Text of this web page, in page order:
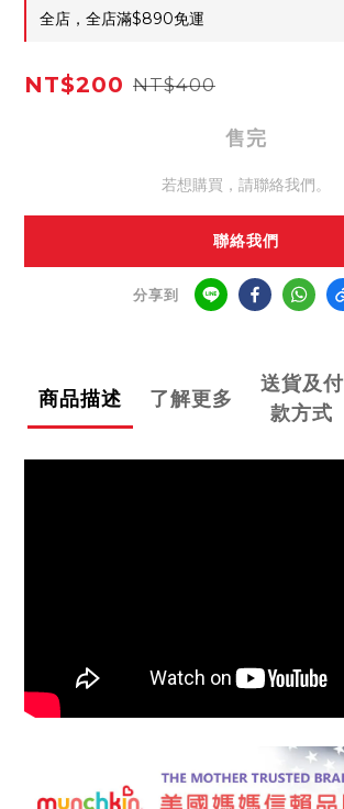
全店，全店滿$890免運
NT$200 NT$400
售完
若想購買，請聯絡我們。
聯絡我們
分享到
商品描述 了解更多
送貨及付
款方式